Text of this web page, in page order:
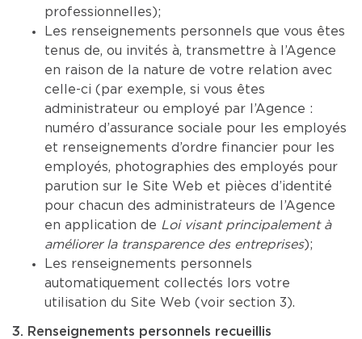
professionnelles);
Les renseignements personnels que vous êtes
tenus de, ou invités à, transmettre à l’Agence
en raison de la nature de votre relation avec
celle-ci (par exemple, si vous êtes
administrateur ou employé par l’Agence :
numéro d’assurance sociale pour les employés
et renseignements d’ordre financier pour les
employés, photographies des employés pour
parution sur le Site Web et pièces d’identité
pour chacun des administrateurs de l’Agence
en application de Loi visant principalement à
améliorer la transparence des entreprises);
Les renseignements personnels
automatiquement collectés lors votre
utilisation du Site Web (voir section 3).
3. Renseignements personnels recueillis